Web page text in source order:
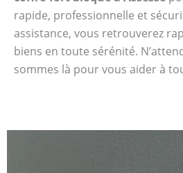
rapide, professionnelle et
assistance, vous retrouverez
biens en toute sérénité.
sommes là pour vous aider à